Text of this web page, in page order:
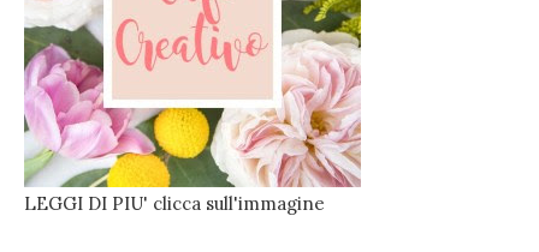
LEGGI DI PIU' clicca sull'immagine